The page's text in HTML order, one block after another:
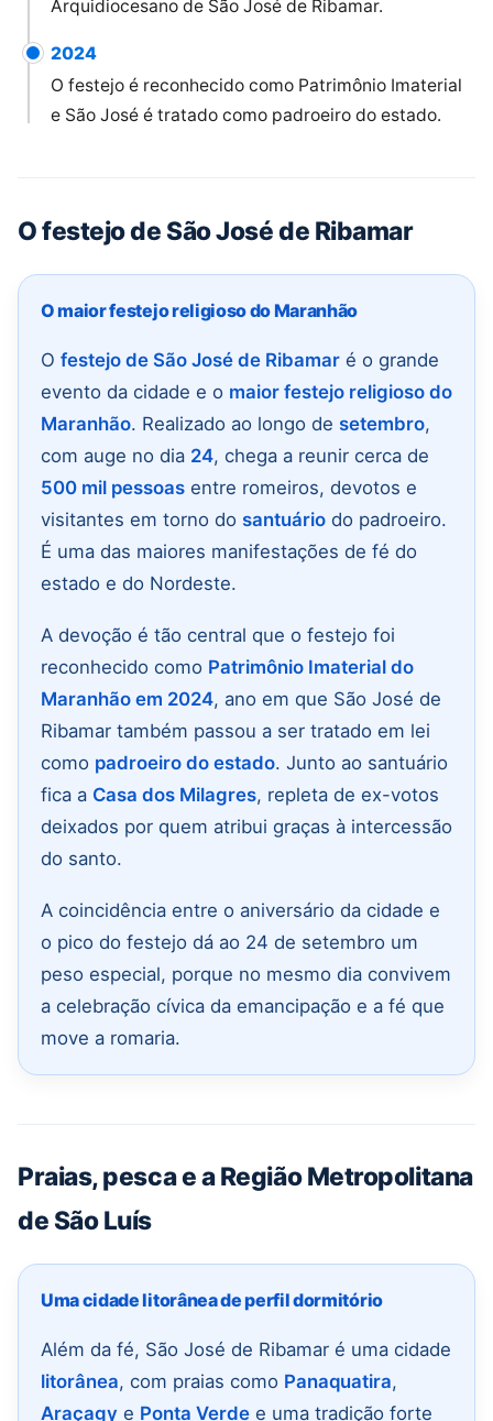
Arquidiocesano de São José de Ribamar.
2024
O festejo é reconhecido como Patrimônio Imaterial
e São José é tratado como padroeiro do estado.
O festejo de São José de Ribamar
O maior festejo religioso do Maranhão
O festejo de São José de Ribamar é o grande
evento da cidade e o maior festejo religioso do
Maranhão. Realizado ao longo de setembro,
com auge no dia 24, chega a reunir cerca de
500 mil pessoas entre romeiros, devotos e
visitantes em torno do santuário do padroeiro.
É uma das maiores manifestações de fé do
estado e do Nordeste.
A devoção é tão central que o festejo foi
reconhecido como Patrimônio Imaterial do
Maranhão em 2024, ano em que São José de
Ribamar também passou a ser tratado em lei
como padroeiro do estado. Junto ao santuário
fica a Casa dos Milagres, repleta de ex-votos
deixados por quem atribui graças à intercessão
do santo.
A coincidência entre o aniversário da cidade e
o pico do festejo dá ao 24 de setembro um
peso especial, porque no mesmo dia convivem
a celebração cívica da emancipação e a fé que
move a romaria.
Praias, pesca e a Região Metropolitana
de São Luís
Uma cidade litorânea de perfil dormitório
Além da fé, São José de Ribamar é uma cidade
litorânea, com praias como Panaquatira,
Araçagy e Ponta Verde e uma tradição forte